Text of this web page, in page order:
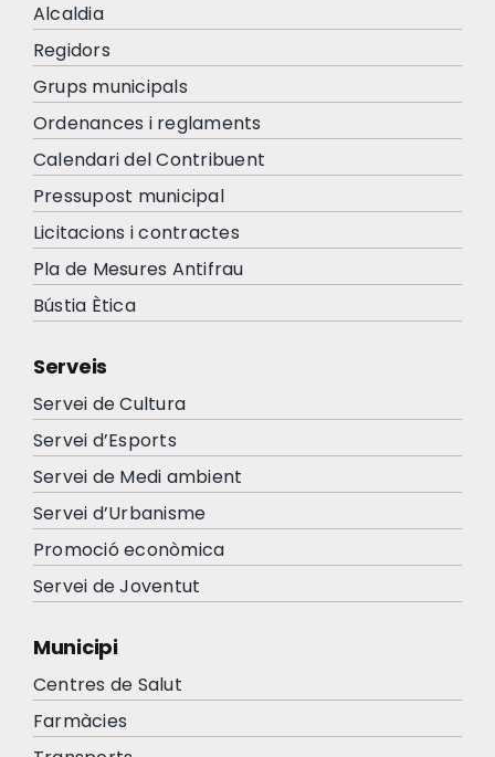
Alcaldia
Regidors
Grups municipals
Ordenances i reglaments
Calendari del Contribuent
Pressupost municipal
Licitacions i contractes
Pla de Mesures Antifrau
Bústia Ètica
Serveis
Servei de Cultura
Servei d’Esports
Servei de Medi ambient
Servei d’Urbanisme
Promoció econòmica
Servei de Joventut
Municipi
Centres de Salut
Farmàcies